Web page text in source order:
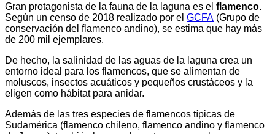
Gran protagonista de la fauna de la laguna es el flamenco.
Según un censo de 2018 realizado por el GCFA (Grupo de
conservación del flamenco andino), se estima que hay más
de 200 mil ejemplares.
De hecho, la salinidad de las aguas de la laguna crea un
entorno ideal para los flamencos, que se alimentan de
moluscos, insectos acuáticos y pequeños crustáceos y la
eligen como hábitat para anidar.
Además de las tres especies de flamencos típicas de
Sudamérica (flamenco chileno, flamenco andino y flamenco